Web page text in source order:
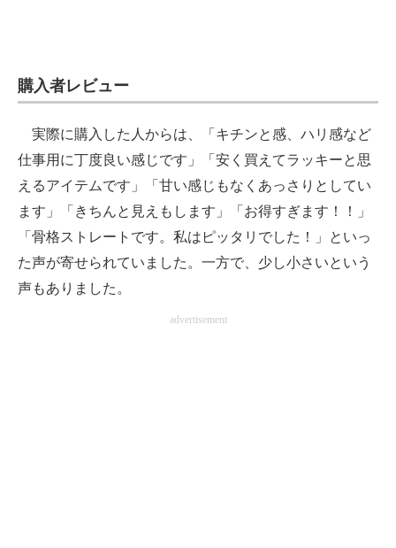
購入者レビュー
実際に購入した人からは、「キチンと感、ハリ感など
仕事用に丁度良い感じです」「安く買えてラッキーと思
えるアイテムです」「甘い感じもなくあっさりとしてい
ます」「きちんと見えもします」「お得すぎます！！」
「骨格ストレートです。私はピッタリでした！」といっ
た声が寄せられていました。一方で、少し小さいという
声もありました。
advertisement